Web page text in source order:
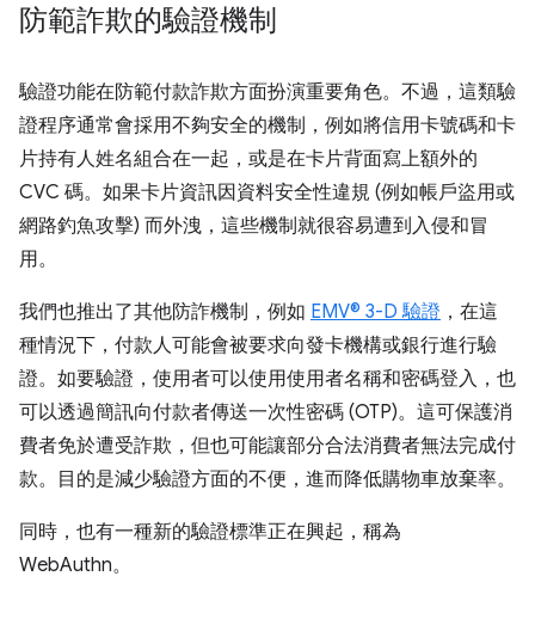
防範詐欺的驗證機制
驗證功能在防範付款詐欺方面扮演重要角色。不過，這類驗
證程序通常會採用不夠安全的機制，例如將信用卡號碼和卡
片持有人姓名組合在一起，或是在卡片背面寫上額外的
CVC 碼。如果卡片資訊因資料安全性違規 (例如帳戶盜用或
網路釣魚攻擊) 而外洩，這些機制就很容易遭到入侵和冒
用。
我們也推出了其他防詐機制，例如 EMV® 3-D 驗證 ，在這
種情況下，付款人可能會被要求向發卡機構或銀行進行驗
證。如要驗證，使用者可以使用使用者名稱和密碼登入，也
可以透過簡訊向付款者傳送一次性密碼 (OTP)。這可保護消
費者免於遭受詐欺，但也可能讓部分合法消費者無法完成付
款。目的是減少驗證方面的不便，進而降低購物車放棄率。
同時，也有一種新的驗證標準正在興起，稱為
WebAuthn。